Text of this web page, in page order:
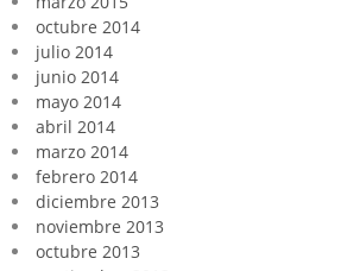
octubre 2014
julio 2014
junio 2014
mayo 2014
abril 2014
marzo 2014
febrero 2014
diciembre 2013
noviembre 2013
octubre 2013